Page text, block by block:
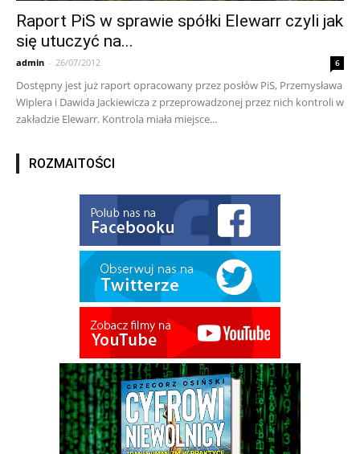
Raport PiS w sprawie spółki Elewarr czyli jak
się utuczyć na...
admin - 26/07/2012 6
Dostępny jest już raport opracowany przez posłów PiS, Przemysława
Wiplera i Dawida Jackiewicza z przeprowadzonej przez nich kontroli w
zakładzie Elewarr. Kontrola miała miejsce...
ROZMAITOŚCI